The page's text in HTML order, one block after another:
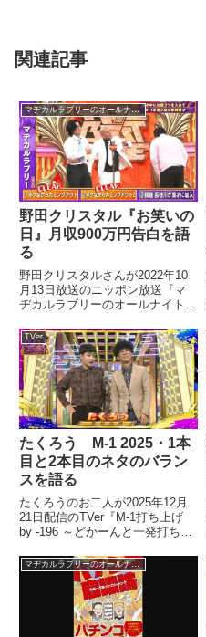
関連記事
マヂカルラブリーのオールナイトニッポン0
野田クリスタル『お笑いの
日』月収900万円告白を語
る
野田クリスタルさんが2022年10
月13日放送のニッポン放送『マ
ヂカルラブリーのオールナイトニ
を振り返り。自身と錦鯉の月収を
言わざるを得なくなったことにつ
いて話していました。
TVer
たくろう M-1 2025・1本
目と2本目のネタのバラン
スを語る
たくろうのお二人が2025年12月
21日配信のTVer『M-1打ち上げ
by -196 ～どかーんと一発打ち上
2025決勝を振り返り。1本目と2
本目のネタ選びについてマヂカル
ラブリー、渋谷凪咲さんと話して
いました。
マヂカルラブリーのオールナイトニッポン0